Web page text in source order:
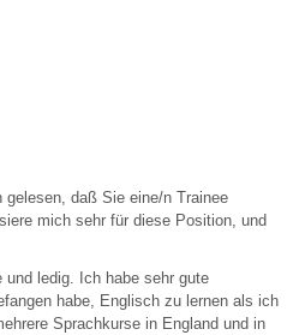
daß Sie eine/n Trainee
mich sehr für diese Position, und
und ledig. Ich habe sehr gute
habe, Englisch zu lernen als ich
Sprachkurse in England und in